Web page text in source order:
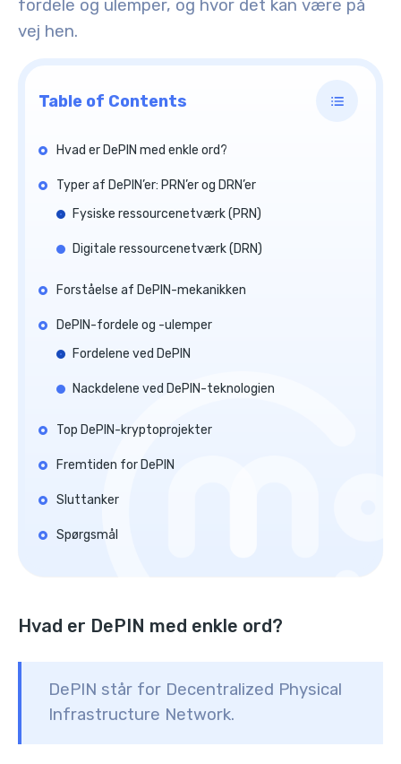
fordele og ulemper, og hvor det kan være på
vej hen.
Table of Contents
Hvad er DePIN med enkle ord?
Typer af DePIN’er: PRN’er og DRN’er
Fysiske ressourcenetværk (PRN)
Digitale ressourcenetværk (DRN)
Forståelse af DePIN-mekanikken
DePIN-fordele og -ulemper
Fordelene ved DePIN
Nackdelene ved DePIN-teknologien
Top DePIN-kryptoprojekter
Fremtiden for DePIN
Sluttanker
Spørgsmål
Hvad er DePIN med enkle ord?
DePIN står for Decentralized Physical
Infrastructure Network.